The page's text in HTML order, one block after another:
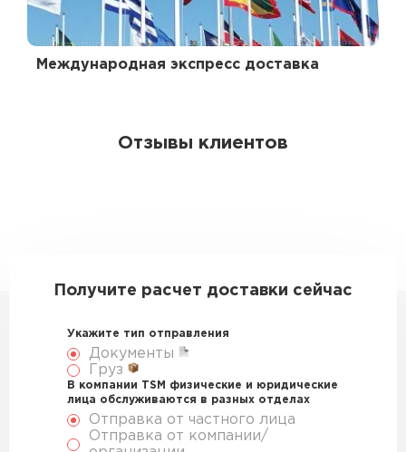
Международная экспресс доставка
Отзывы клиентов
Получите расчет доставки сейчас
Укажите тип отправления
Документы
Груз
В компании TSM физические и юридические
лица обслуживаются в разных отделах
Отправка от частного лица
Отправка от компании/